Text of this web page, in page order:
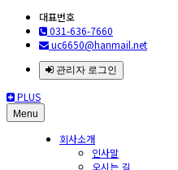
대표번호
031-636-7660
uc6650@hanmail.net
관리자 로그인
PLUS
Menu
회사소개
인사말
오시는 길